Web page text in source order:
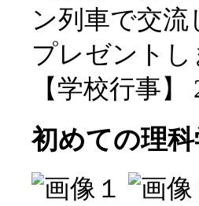
ン列車で交
プレゼントし
【学校行事】
初めての理科